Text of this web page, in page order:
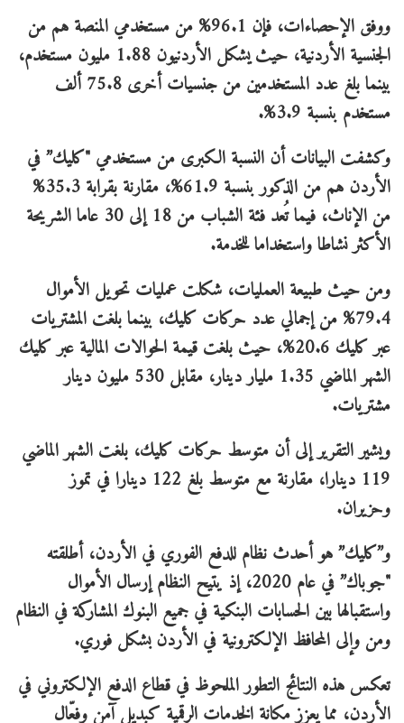
ووفق الإحصاءات، فإن 96.1% من مستخدمي المنصة هم من
الجنسية الأردنية، حيث يشكل الأردنيون 1.88 مليون مستخدم،
بينما بلغ عدد المستخدمين من جنسيات أخرى 75.8 ألف
مستخدم بنسبة 3.9%.
وكشفت البيانات أن النسبة الكبرى من مستخدمي "كليك” في
الأردن هم من الذكور بنسبة 61.9%، مقارنة بقرابة 35.3%
من الإناث، فيما تُعد فئة الشباب من 18 إلى 30 عاما الشريحة
الأكثر نشاطا واستخداما للخدمة.
ومن حيث طبيعة العمليات، شكلت عمليات تحويل الأموال
79.4% من إجمالي عدد حركات كليك، بينما بلغت المشتريات
عبر كليك 20.6%، حيث بلغت قيمة الحوالات المالية عبر كليك
الشهر الماضي 1.35 مليار دينار، مقابل 530 مليون دينار
مشتريات.
ويشير التقرير إلى أن متوسط حركات كليك، بلغت الشهر الماضي
119 دينارا، مقارنة مع متوسط بلغ 122 دينارا في تموز
وحزيران.
و”كليك” هو أحدث نظام للدفع الفوري في الأردن، أطلقته
"جوباك” في عام 2020، إذ يتيح النظام إرسال الأموال
واستقبالها بين الحسابات البنكية في جميع البنوك المشاركة في النظام
ومن وإلى المحافظ الإلكترونية في الأردن بشكل فوري.
تعكس هذه النتائج التطور الملحوظ في قطاع الدفع الإلكتروني في
الأردن، مما يعزز مكانة الخدمات الرقمية كبديل آمن وفعّال